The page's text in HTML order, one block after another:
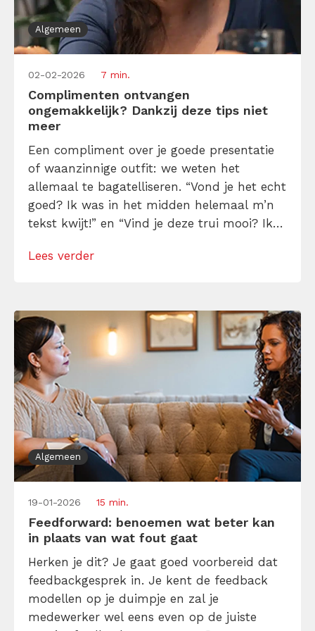
Algemeen
02-02-2026 7 min.
Complimenten ontvangen
ongemakkelijk? Dankzij deze tips niet
meer
Een compliment over je goede presentatie
of waanzinnige outfit: we weten het
allemaal te bagatelliseren. “Vond je het echt
goed? Ik was in het midden helemaal m’n
tekst kwijt!” en “Vind je deze trui mooi? Ik
uitverkoophoek getrokken”, zijn de
[…]
Lees verder
Algemeen
19-01-2026 15 min.
Feedforward: benoemen wat beter kan
in plaats van wat fout gaat
Herken je dit? Je gaat goed voorbereid dat
feedbackgesprek in. Je kent de feedback
modellen op je duimpje en zal je
medewerker wel eens even op de juiste